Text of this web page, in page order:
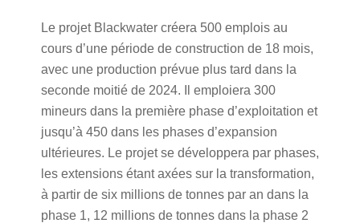
Le projet Blackwater créera 500 emplois au
cours d’une période de construction de 18 mois,
avec une production prévue plus tard dans la
seconde moitié de 2024. Il emploiera 300
mineurs dans la première phase d’exploitation et
jusqu’à 450 dans les phases d’expansion
ultérieures. Le projet se développera par phases,
les extensions étant axées sur la transformation,
à partir de six millions de tonnes par an dans la
phase 1, 12 millions de tonnes dans la phase 2